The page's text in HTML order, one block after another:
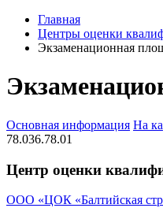
Главная
Центры оценки
Экзаменационная
Основная информация На
78.036.78.01
Центр оценки
ООО «ЦОК «Балтийская